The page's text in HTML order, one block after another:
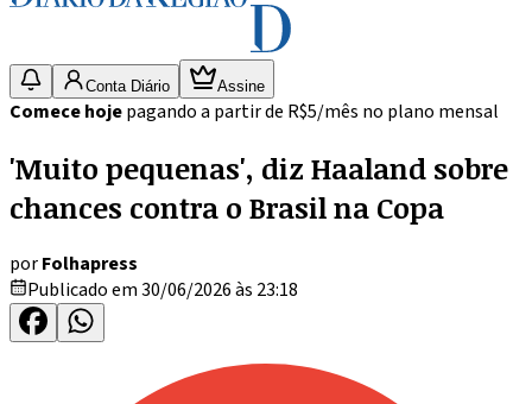
Conta Diário Assine
Comece hojepagando a partir de R$5/mês no plano mensal
'Muito pequenas', diz Haaland sobre
chances contra o Brasil na Copa
porFolhapress
Publicado em 30/06/2026 às 23:18